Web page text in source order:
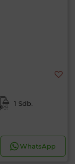
1 Sdb.
WhatsApp